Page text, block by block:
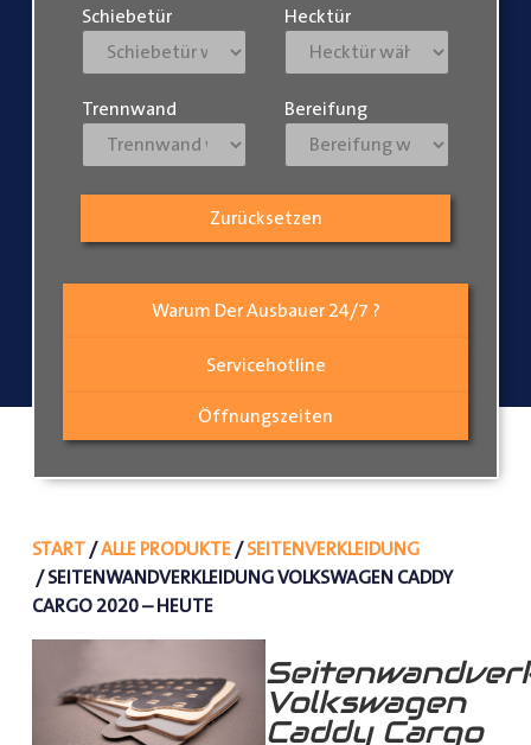
Warum Der Ausbauer 24/7 ?
Servicehotline
Öffnungszeiten
Schiebetür Hecktür
Trennwand Bereifung
Zurücksetzen
START/ALLE PRODUKTE/SEITENVERKLEIDUNG
/ SEITENWANDVERKLEIDUNG VOLKSWAGEN CADDY
CARGO 2020 – HEUTE
Volkswagen
Caddy Cargo